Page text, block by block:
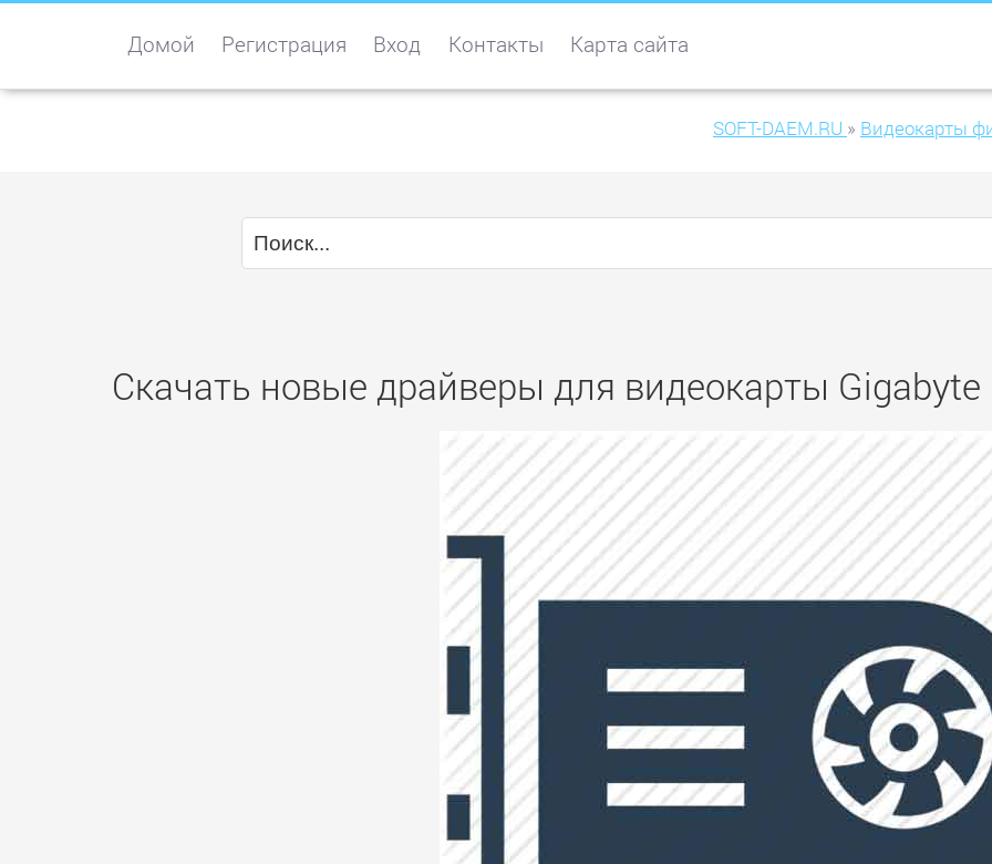
Домой Регистрация Вход Контакты Карта сайта
SOFT-DAEM.RU » Видеокарты
Скачать новые драйверы для видеокарты Gigabyte